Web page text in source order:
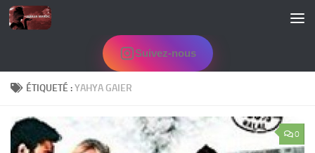
Skip to content
Suivez-nous
ÉTIQUETÉ :YAHYA GAIER
0